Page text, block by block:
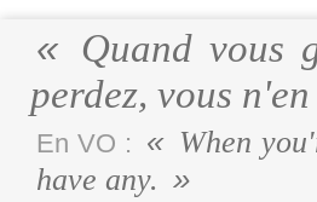
Quand vous
perdez, vous
En VO :
When
have any.